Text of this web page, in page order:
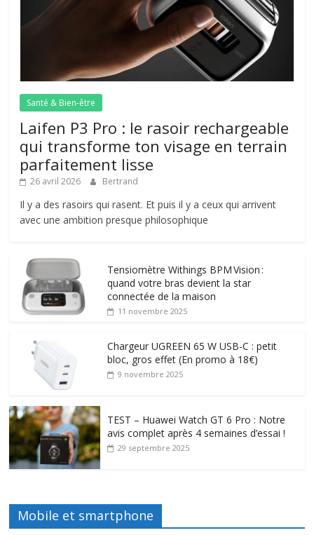
Santé & Bien-être
Laifen P3 Pro : le rasoir rechargeable
qui transforme ton visage en terrain
parfaitement lisse
26 avril 2026 Bertrand
Il y a des rasoirs qui rasent. Et puis il y a ceux qui arrivent
avec une ambition presque philosophique
Tensiomètre Withings BPM Vision :
quand votre bras devient la star
connectée de la maison
11 novembre 2025
Chargeur UGREEN 65 W USB-C : petit
bloc, gros effet (En promo à 18€)
9 novembre 2025
TEST – Huawei Watch GT 6 Pro : Notre
avis complet après 4 semaines d’essai !
29 septembre 2025
Mobile et smartphone